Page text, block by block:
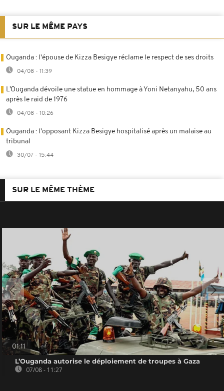
SUR LE MÊME PAYS
Ouganda : l'épouse de Kizza Besigye réclame le respect de ses droits
04/08 - 11:39
L’Ouganda dévoile une statue en hommage à Yoni Netanyahu, 50 ans
après le raid de 1976
04/08 - 10:26
Ouganda : l'opposant Kizza Besigye hospitalisé après un malaise au
tribunal
30/07 - 15:44
SUR LE MÊME THÈME
01:11
L’Ouganda autorise le déploiement de troupes à Gaza
07/08 - 11:27